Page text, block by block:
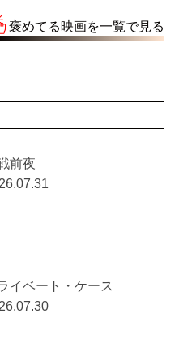
褒めてる映画を一覧で見る
前夜
イベート・ケース